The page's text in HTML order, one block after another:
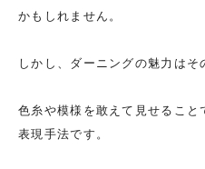
かもしれません。
しかし、ダーニングの魅力はそ
色糸や模様を敢えて見せること
表現手法です。